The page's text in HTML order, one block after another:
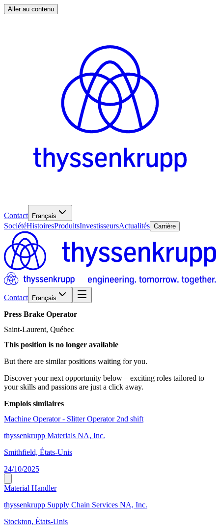
Aller au contenu
Contact Français
SociétéHistoiresProduitsInvestisseursActualités Carrière
Contact Français
Press Brake Operator
Saint-Laurent, Québec
This position is no longer available
But there are similar positions waiting for you.
Discover your next opportunity below – exciting roles tailored to
your skills and passions are just a click away.
Emplois similaires
Machine Operator - Slitter Operator 2nd shift
thyssenkrupp Materials NA, Inc.
Smithfield, États-Unis
24/10/2025
Material Handler
thyssenkrupp Supply Chain Services NA, Inc.
Stockton, États-Unis